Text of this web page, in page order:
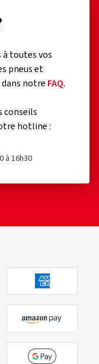
à toutes vos
pneus et
notre FAQ.
conseils
hotline :
à 16h30